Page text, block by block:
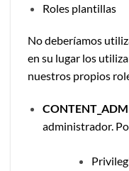
Roles plantillas
No deberíamos
en su lugar los
nuestros propios
administrador.